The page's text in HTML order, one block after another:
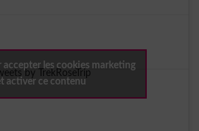
by TrekRoseTrip
accepter les cookies marketing
activer ce contenu